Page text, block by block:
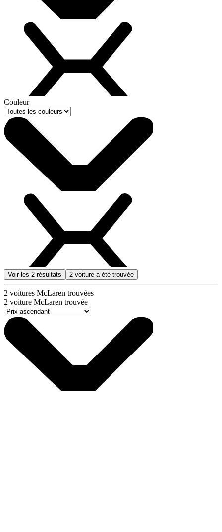
Couleur
Voir les 2 résultats 2 voiture a été trouvée
2 voitures McLaren trouvées
2 voiture McLaren trouvée